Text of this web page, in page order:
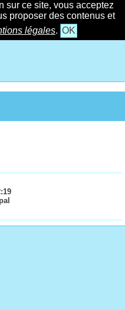
sur ce site, vous acceptez
proposer des contenus et
légales. OK